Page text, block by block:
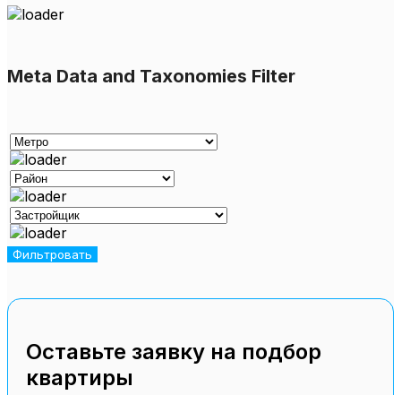
Meta Data and Taxonomies Filter
Оставьте заявку на подбор
квартиры